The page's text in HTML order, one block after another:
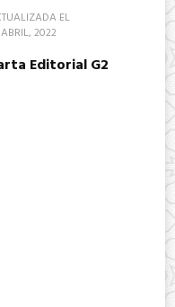
EL
2022
Editorial G2